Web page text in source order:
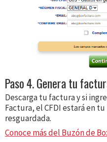
Paso 4. Genera tu
Descarga tu factura y si
Factura, el CFDI estará en
resguardada.
Conoce más del Buzón de